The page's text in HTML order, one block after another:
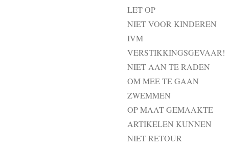
LET OP
NIET VOOR KINDEREN
IVM
VERSTIKKINGSGEVAAR!
NIET AAN TE RADEN
OM MEE TE GAAN
ZWEMMEN
OP MAAT GEMAAKTE
ARTIKELEN KUNNEN
NIET RETOUR